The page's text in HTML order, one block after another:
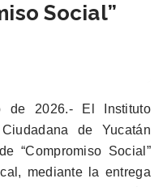
Social”
de 2026.- El Instituto
de Yucatán
“Compromiso Social”
mediante la entrega